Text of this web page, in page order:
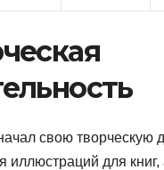
свою творческую
иллюстраций для книг,